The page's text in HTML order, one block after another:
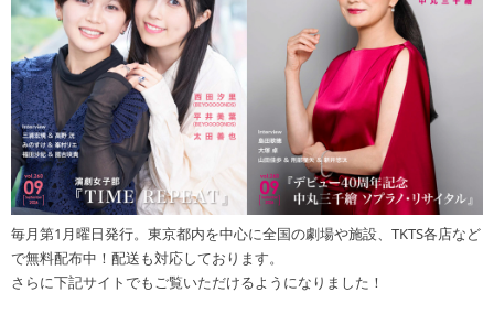
毎月第1月曜日発行。東京都内を中心に全国の劇場や施設、TKTS各店など
で無料配布中！配送も対応しております。
さらに下記サイトでもご覧いただけるようになりました！